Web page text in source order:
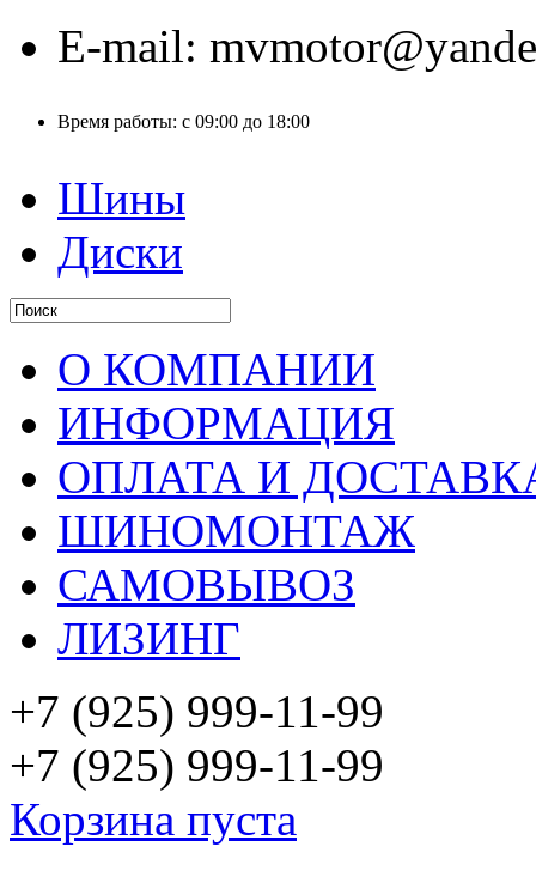
E-mail:
Время работы: с 09:00 до 18:00
Шины
Диски
О КОМПАНИИ
ИНФОРМАЦИЯ
ОПЛАТА И
ШИНОМОНТАЖ
САМОВЫВОЗ
ЛИЗИНГ
+7 (925) 999-11-99
+7 (925) 999-11-99
Корзина пуста